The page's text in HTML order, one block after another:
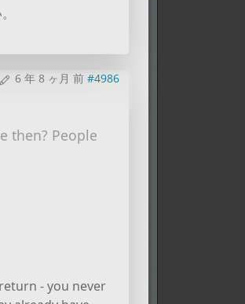
6 年 8 ヶ月 前 #4986
then? People
- you never